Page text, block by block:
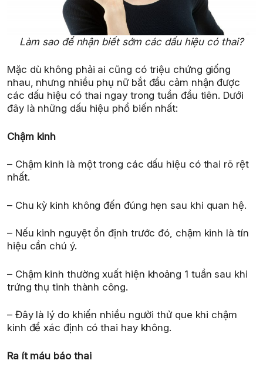
Làm sao để nhận biết sớm các dấu hiệu có thai?
Mặc dù không phải ai cũng có triệu chứng giống
nhau, nhưng nhiều phụ nữ bắt đầu cảm nhận được
các dấu hiệu có thai ngay trong tuần đầu tiên. Dưới
đây là những dấu hiệu phổ biến nhất:
Chậm kinh
– Chậm kinh là một trong các dấu hiệu có thai rõ rệt
nhất.
– Chu kỳ kinh không đến đúng hẹn sau khi quan hệ.
– Nếu kinh nguyệt ổn định trước đó, chậm kinh là tín
hiệu cần chú ý.
– Chậm kinh thường xuất hiện khoảng 1 tuần sau khi
trứng thụ tinh thành công.
– Đây là lý do khiến nhiều người thử que khi chậm
kinh để xác định có thai hay không.
Ra ít máu báo thai